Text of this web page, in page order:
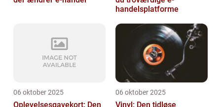
handelsplatforme
06 oktober 2025
Oplevelsesgavekort: Den
06 oktober 2025
Vinyl: Den tidløse